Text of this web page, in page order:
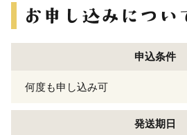
申込条件
何度も申し込み可
発送期日